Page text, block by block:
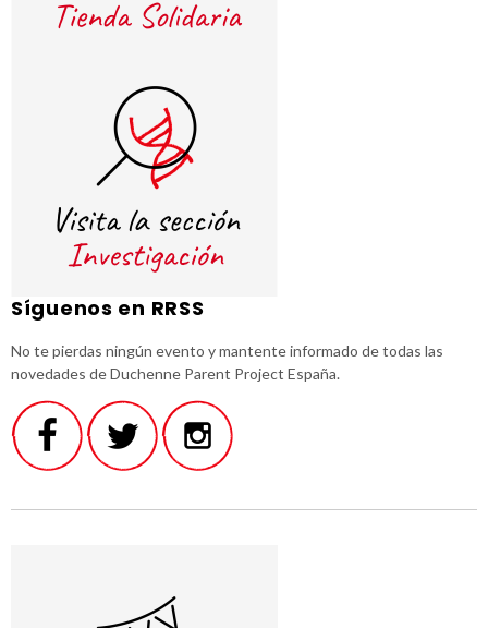
Síguenos en RRSS
No te pierdas ningún evento y mantente informado de todas las
novedades de Duchenne Parent Project España.